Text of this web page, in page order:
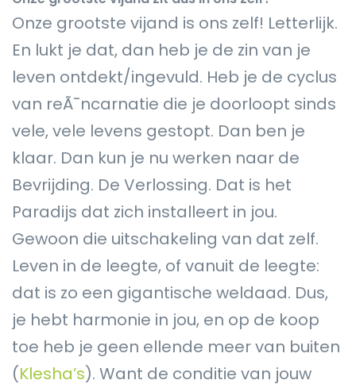
Onze grootste vijand is ons zelf! Letterlijk.
En lukt je dat, dan heb je de zin van je
leven ontdekt/ingevuld. Heb je de cyclus
van reÃ¯ncarnatie die je doorloopt sinds
vele, vele levens gestopt. Dan ben je
klaar. Dan kun je nu werken naar de
Bevrijding. De Verlossing. Dat is het
Paradijs dat zich installeert in jou.
Gewoon die uitschakeling van dat zelf.
Leven in de leegte, of vanuit de leegte:
dat is zo een gigantische weldaad. Dus,
je hebt harmonie in jou, en op de koop
toe heb je geen ellende meer van buiten
(Klesha’s). Want de conditie van jouw